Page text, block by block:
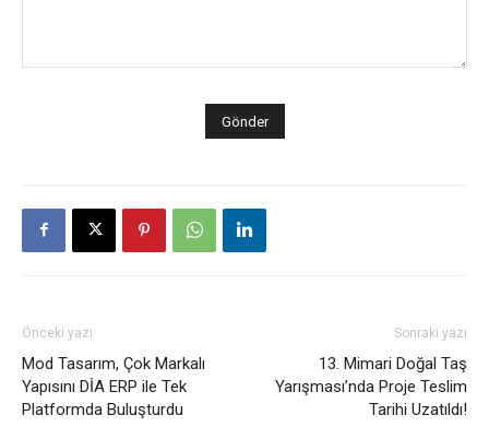
Önceki yazı
Mod Tasarım, Çok Markalı
Yapısını DİA ERP ile Tek
Platformda Buluşturdu
Sonraki yazı
13. Mimari Doğal Taş
Yarışması’nda Proje Teslim
Tarihi Uzatıldı!